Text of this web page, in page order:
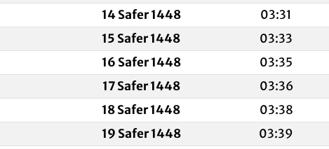
14 Safer 1448 03:31
15 Safer 1448 03:33
16 Safer 1448 03:35
17 Safer 1448 03:36
18 Safer 1448 03:38
19 Safer 1448 03:39